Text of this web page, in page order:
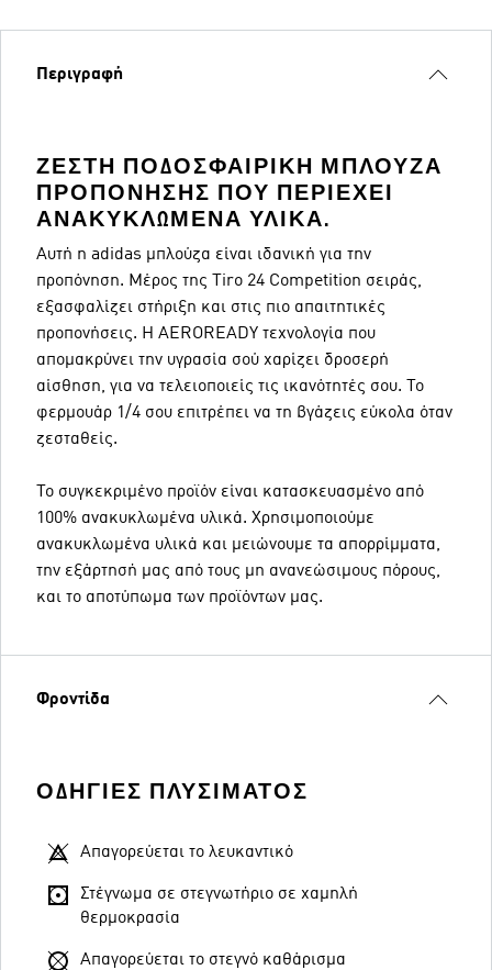
Περιγραφή
ΖΕΣΤΉ ΠΟΔΟΣΦΑΙΡΙΚΉ ΜΠΛΟΎΖΑ
ΠΡΟΠΌΝΗΣΗΣ ΠΟΥ ΠΕΡΙΈΧΕΙ
ΑΝΑΚΥΚΛΩΜΈΝΑ ΥΛΙΚΆ.
Αυτή η adidas μπλούζα είναι ιδανική για την
προπόνηση. Μέρος της Tiro 24 Competition σειράς,
εξασφαλίζει στήριξη και στις πιο απαιτητικές
προπονήσεις. Η AEROREADY τεχνολογία που
απομακρύνει την υγρασία σού χαρίζει δροσερή
αίσθηση, για να τελειοποιείς τις ικανότητές σου. Το
φερμουάρ 1/4 σου επιτρέπει να τη βγάζεις εύκολα όταν
ζεσταθείς.
Το συγκεκριμένο προϊόν είναι κατασκευασμένο από
100% ανακυκλωμένα υλικά. Χρησιμοποιούμε
ανακυκλωμένα υλικά και μειώνουμε τα απορρίμματα,
την εξάρτησή μας από τους μη ανανεώσιμους πόρους,
και το αποτύπωμα των προϊόντων μας.
Φροντίδα
ΟΔΗΓΊΕΣ ΠΛΥΣΊΜΑΤΟΣ
Απαγορεύεται το λευκαντικό
Στέγνωμα σε στεγνωτήριο σε χαμηλή
θερμοκρασία
Απαγορεύεται το στεγνό καθάρισμα